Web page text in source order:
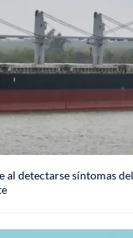
al detectarse síntomas